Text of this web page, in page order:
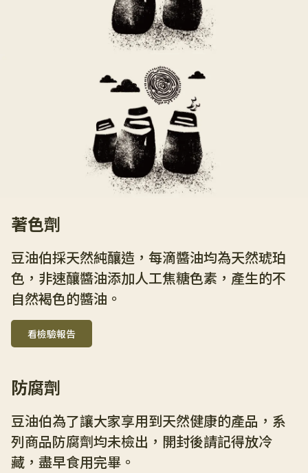
著色劑
豆油伯採天然純釀造，每滴醬油均為天然琥珀
色，非速釀醬油添加人工焦糖色素，產生的不
自然褐色的醬油。
看檢驗報告
防腐劑
豆油伯為了讓大家享用到天然健康的產品，系
列商品防腐劑均未檢出，開封後請記得放冷
藏，盡早食用完畢。